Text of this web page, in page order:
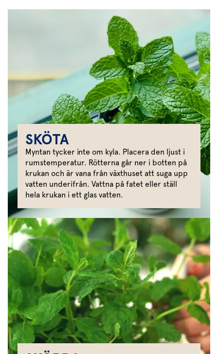
SKÖTA
Myntan tycker inte om kyla. Placera den ljust i
rumstemperatur. Rötterna går ner i botten på
krukan och är vana från växthuset att suga upp
vatten underifrån. Vattna på fatet eller ställ
hela krukan i ett glas vatten.